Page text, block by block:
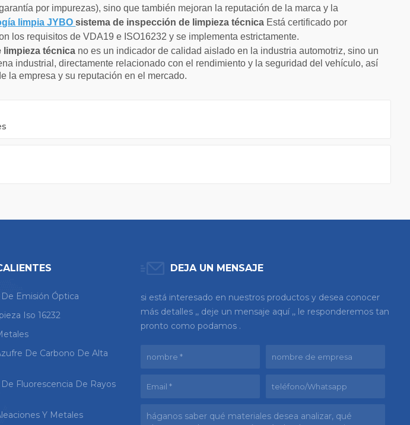
por impurezas), sino que también mejoran la reputación de la marca y la
limpia JYBOsistema de inspección de limpieza técnica Está certificado por
los requisitos de VDA19 e ISO16232 y se implementa estrictamente.
limpieza técnica no es un indicador de calidad aislado en la industria automotriz, sino un
industrial, directamente relacionado con el rendimiento y la seguridad del vehículo, así
la empresa y su reputación en el mercado.
Emisión Óptica
Iso 16232
De Carbono De Alta
Fluorescencia De Rayos
Y Metales
DEJA UN MENSAJE
si está interesado en nuestros productos y desea conocer
más detalles ,, deje un mensaje aquí ,, le responderemos tan
pronto como podamos .